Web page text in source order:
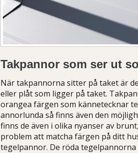
Takpannor som ser ut
När takpannorna sitter på taket är
eller plåt som ligger på taket.
orangea färgen som kännetecknar
annorlunda så finns även den
finns de även i olika nyanser av
problem att matcha färgen på ditt
tegelpannor. De röda